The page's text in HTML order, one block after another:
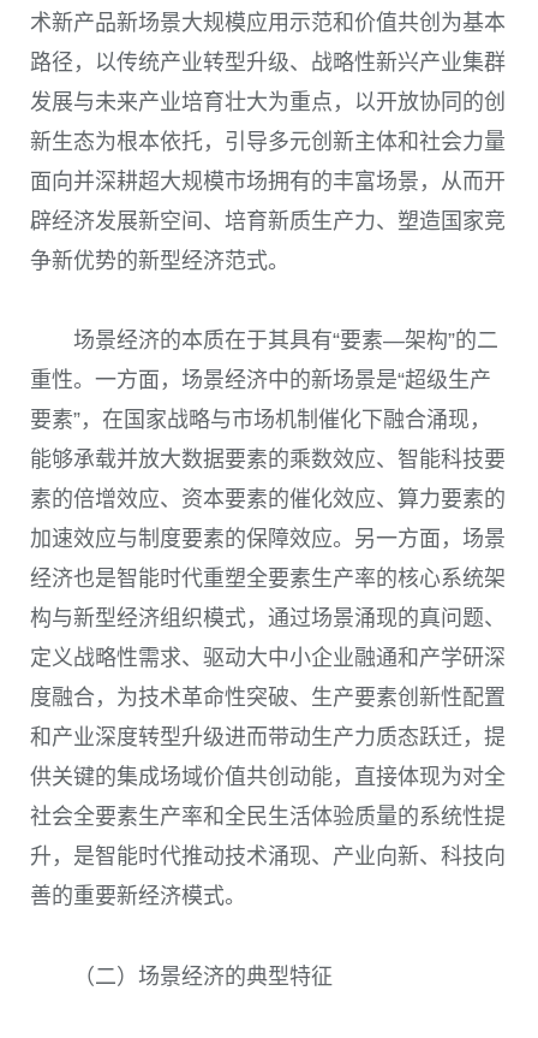
术新产品新场景大规模应用示范和价值共创为基本
路径，以传统产业转型升级、战略性新兴产业集群
发展与未来产业培育壮大为重点，以开放协同的创
新生态为根本依托，引导多元创新主体和社会力量
面向并深耕超大规模市场拥有的丰富场景，从而开
辟经济发展新空间、培育新质生产力、塑造国家竞
争新优势的新型经济范式。
场景经济的本质在于其具有“要素—架构”的二
重性。一方面，场景经济中的新场景是“超级生产
要素”，在国家战略与市场机制催化下融合涌现，
能够承载并放大数据要素的乘数效应、智能科技要
素的倍增效应、资本要素的催化效应、算力要素的
加速效应与制度要素的保障效应。另一方面，场景
经济也是智能时代重塑全要素生产率的核心系统架
构与新型经济组织模式，通过场景涌现的真问题、
定义战略性需求、驱动大中小企业融通和产学研深
度融合，为技术革命性突破、生产要素创新性配置
和产业深度转型升级进而带动生产力质态跃迁，提
供关键的集成场域价值共创动能，直接体现为对全
社会全要素生产率和全民生活体验质量的系统性提
升，是智能时代推动技术涌现、产业向新、科技向
善的重要新经济模式。
（二）场景经济的典型特征